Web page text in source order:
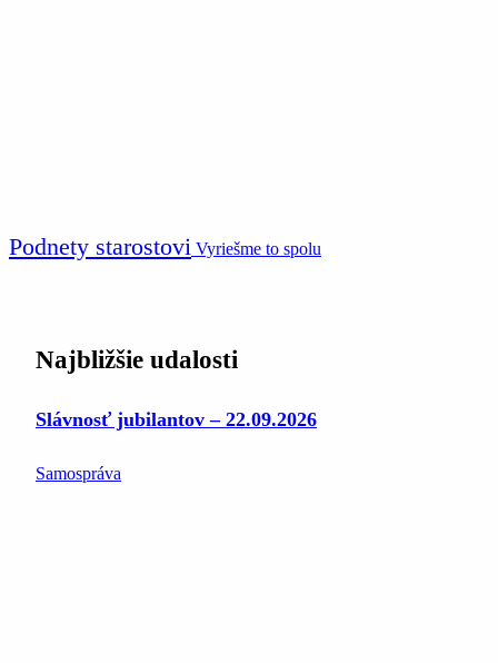
Podnety starostovi Vyriešme to spolu
Najbližšie udalosti
Slávnosť jubilantov – 22.09.2026
Samospráva